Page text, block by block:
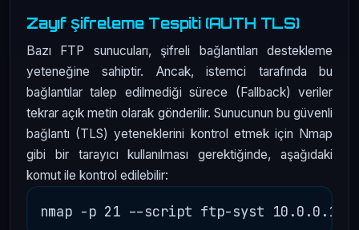
Zayıf Şifreleme Tespiti (AUTH TLS)
Bazı FTP sunucuları, şifreli bağlantıları destekleme
yeteneğine sahiptir. Ancak, istemci tarafında bu
bağlantılar talep edilmediği sürece (Fallback) veriler
tekrar açık metin olarak gönderilir. Sunucunun bu güvenli
bağlantı (TLS) yeteneklerini kontrol etmek için Nmap
gibi bir tarayıcı kullanılması gerektiğinde, aşağıdaki
komut ile kontrol edilebilir: